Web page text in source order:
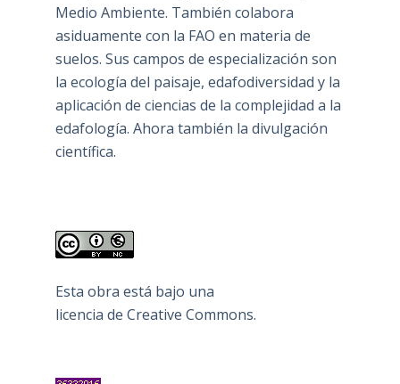
Medio Ambiente. También colabora
asiduamente con la FAO en materia de
suelos. Sus campos de especialización son
la ecología del paisaje, edafodiversidad y la
aplicación de ciencias de la complejidad a la
edafología. Ahora también la divulgación
científica.
Esta obra está bajo una
licencia de Creative Commons.